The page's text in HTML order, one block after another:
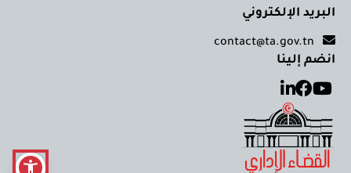
البريد الإلكتروني
انضم إلينا